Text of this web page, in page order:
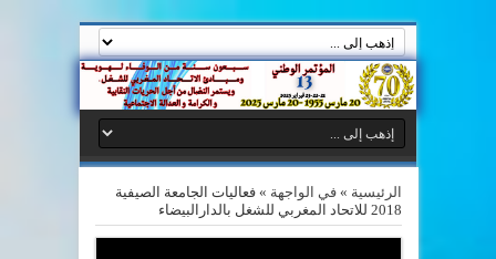
الرئيسية »في الواجهة »فعاليات الجامعة الصيفية
2018 للاتحاد المغربي للشغل بالدارالبيضاء